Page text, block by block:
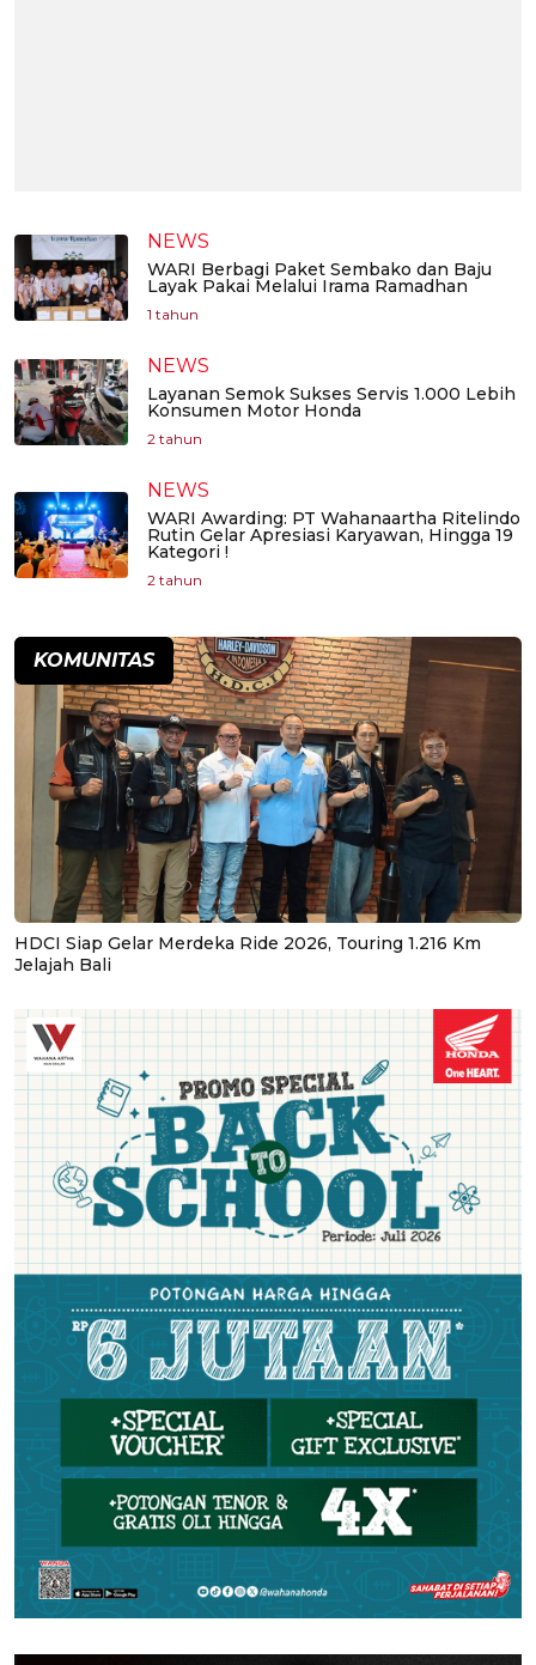
NEWS
WARI Berbagi Paket Sembako dan Baju
Layak Pakai Melalui Irama Ramadhan
1 tahun
NEWS
Layanan Semok Sukses Servis 1.000 Lebih
Konsumen Motor Honda
2 tahun
NEWS
WARI Awarding: PT Wahanaartha Ritelindo
Rutin Gelar Apresiasi Karyawan, Hingga 19
Kategori !
2 tahun
KOMUNITAS
HDCI Siap Gelar Merdeka Ride 2026, Touring 1.216 Km
Jelajah Bali